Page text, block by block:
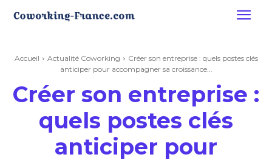
Accueil Actualité Coworking
Créer son entreprise : quels postes clés
anticiper pour accompagner sa croissance...
Créer son entreprise :
quels postes clés
anticiper pour